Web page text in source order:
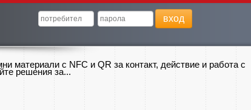
вход
материали с NFC и QR за контакт, действие и работа с
решения за...